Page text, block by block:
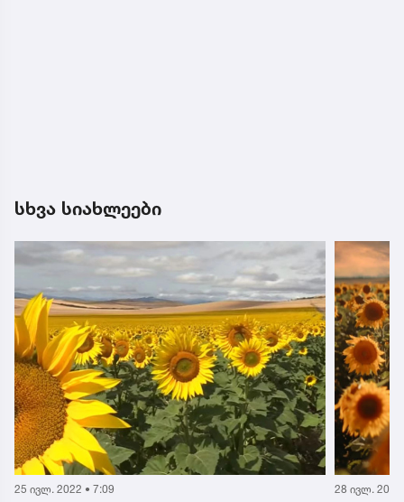
სხვა სიახლეები
25 ივლ. 2022 • 7:09 28 ივლ. 2022